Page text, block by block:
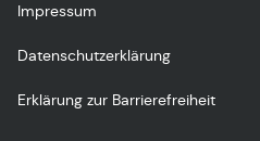
Impressum
Datenschutzerklärung
Erklärung zur Barrierefreiheit